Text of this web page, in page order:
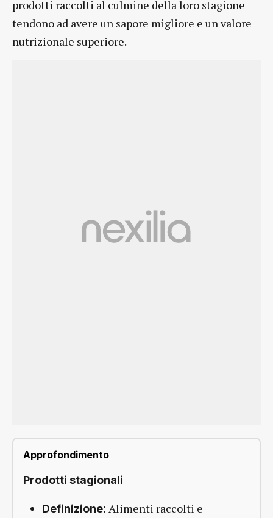
prodotti raccolti al culmine della loro stagione
tendono ad avere un sapore migliore e un valore
nutrizionale superiore.
Approfondimento
Prodotti stagionali
Definizione: Alimenti raccolti e